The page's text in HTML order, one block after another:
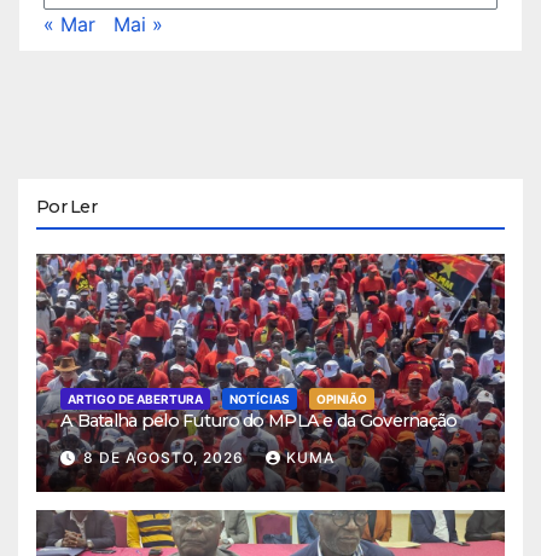
« Mar Mai »
Por Ler
ARTIGO DE ABERTURA NOTÍCIAS OPINIÃO
A Batalha pelo Futuro do MPLA e da Governação
8 DE AGOSTO, 2026 KUMA